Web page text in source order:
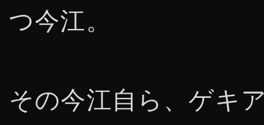
つ今江。
その今江自ら、ゲキ